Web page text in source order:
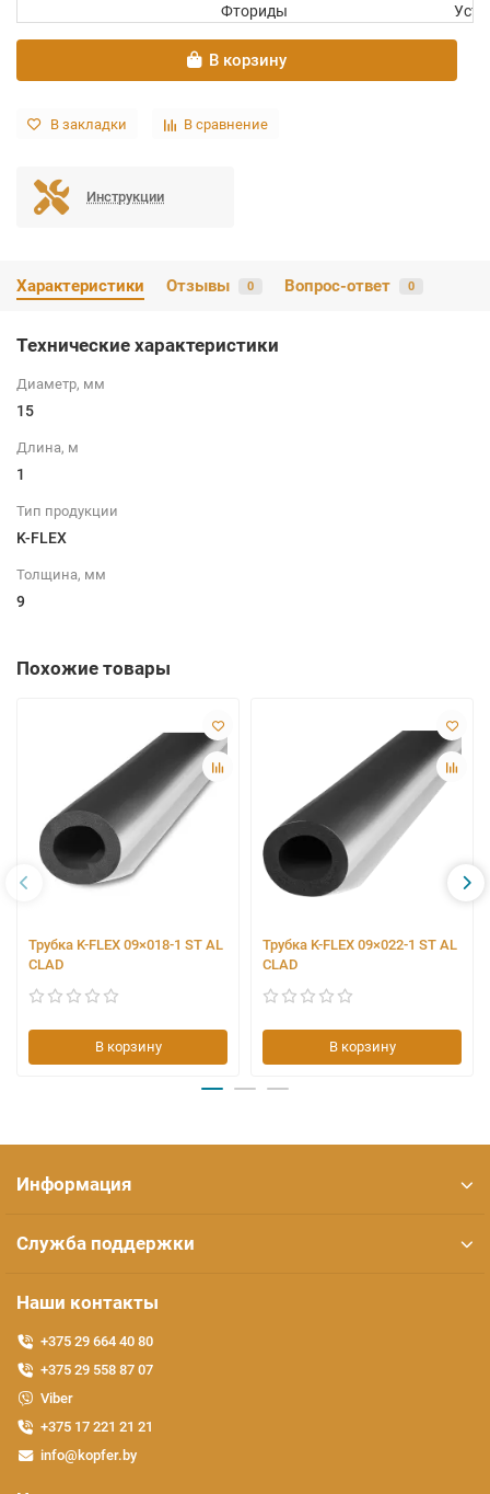
Фториды
В корзину
В закладки В сравнение
Инструкции
Характеристики Отзывы 0 Вопрос-ответ 0
Технические характеристики
Диаметр, мм
15
Длина, м
1
Тип продукции
K-FLEX
Толщина, мм
9
Похожие товары
Трубка K-FLEX 09×018-1 ST AL
CLAD
В корзину
Трубка K-FLEX 09×022-1 ST AL
CLAD
В корзину
Информация
Служба поддержки
Наши контакты
+375 29 664 40 80
+375 29 558 87 07
Viber
+375 17 221 21 21
info@kopfer.by